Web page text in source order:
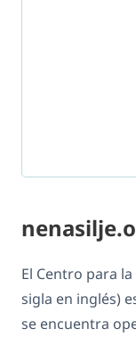
El Centro para
sigla en inglés)
se encuentra